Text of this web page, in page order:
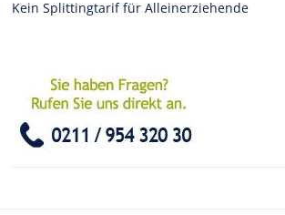
Kein Splittingtarif für Alleinerziehende